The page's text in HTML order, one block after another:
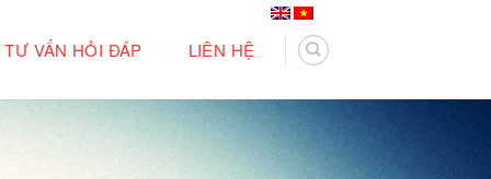
TƯ VẤN HỎI ĐÁP LIÊN HỆ